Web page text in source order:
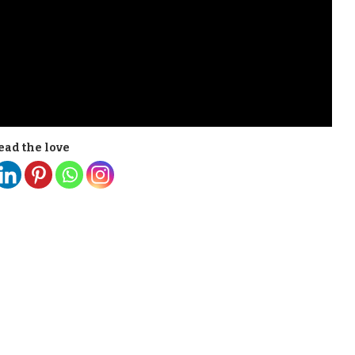
the love